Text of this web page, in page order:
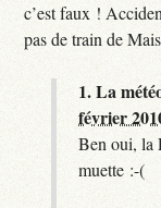
c’est faux !
pas de train de
1.La
février
Ben oui, la
muette :-(